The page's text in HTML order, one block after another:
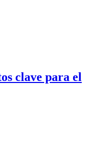
clave para el